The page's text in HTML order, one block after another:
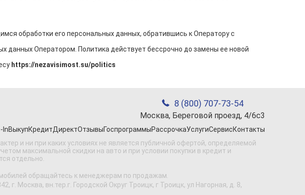
обработки его персональных данных, обратившись к Оператору с
данных Оператором. Политика действует бессрочно до замены ее новой
https://nezavisimost.su/politics
8 (800) 707-73-54
Москва, Береговой проезд, 4/6с3
InВыкупКредитДиректОтзывыГоспрограммыРассрочкаУслугиСервисКонтакты
и ни при каких условиях не является публичной офертой, определяемой
максимальной скидки на авто и при условии покупки в кредит и
отдельно.
обращайтесь к менеджерам по продажам.
Москва, вн.тер.г. Городской Округ Троицк, г Троицк, ул Нагорная, д. 8,